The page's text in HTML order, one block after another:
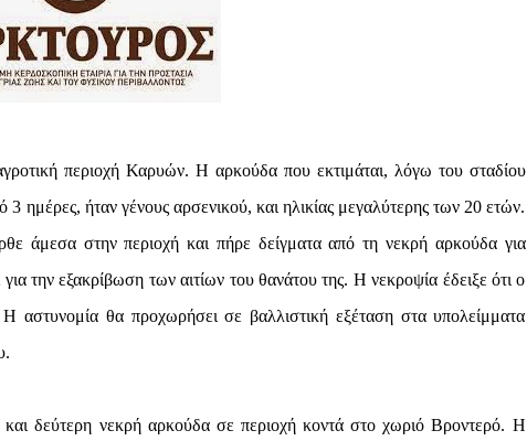
περιοχή Καρυών. Η αρκούδα που εκτιμάται, λόγω του σταδίου
3 ημέρες, ήταν γένους αρσενικού, και ηλικίας μεγαλύτερης των 20 ετών.
στην περιοχή και πήρε δείγματα από τη νεκρή αρκούδα για
την εξακρίβωση των αιτίων του θανάτου της. Η νεκροψία έδειξε ότι ο
αστυνομία θα προχωρήσει σε βαλλιστική εξέταση στα υπολείμματα
δεύτερη νεκρή αρκούδα σε περιοχή κοντά στο χωριό Βροντερό. Η